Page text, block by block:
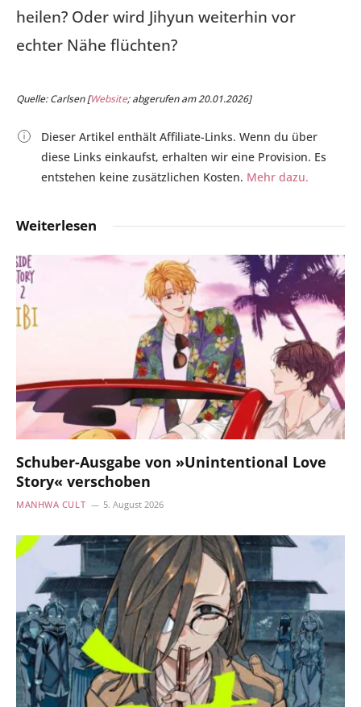
heilen? Oder wird Jihyun weiterhin vor
echter Nähe flüchten?
Quelle: Carlsen [Website; abgerufen am 20.01.2026]
Dieser Artikel enthält Affiliate-Links. Wenn du über
diese Links einkaufst, erhalten wir eine Provision. Es
entstehen keine zusätzlichen Kosten. Mehr dazu.
Weiterlesen
Schuber-Ausgabe von »Unintentional Love
Story« verschoben
MANHWA CULT 5. August 2026